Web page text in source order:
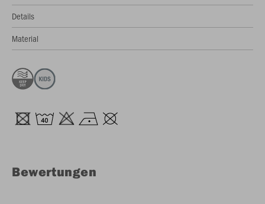
Details
Material
Bewertungen